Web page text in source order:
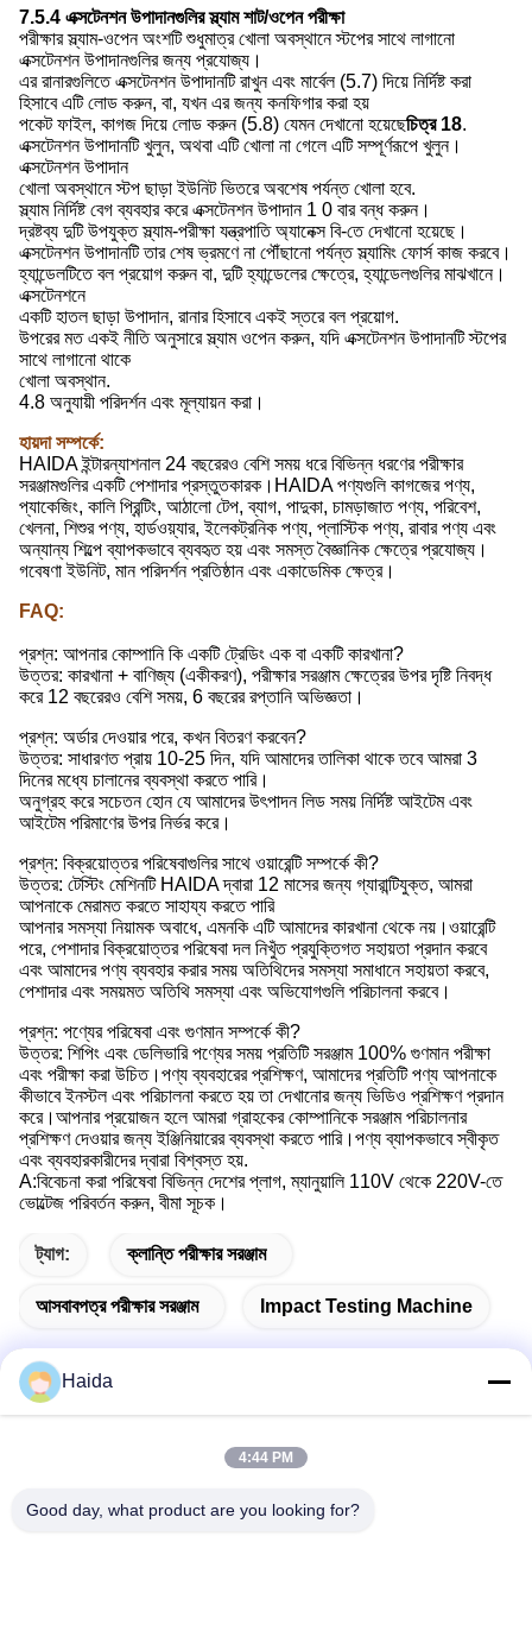
7.5.4 এক্সটেনশন উপাদানগুলির স্ল্যাম শাট/ওপেন পরীক্ষা
পরীক্ষার স্ল্যাম-ওপেন অংশটি শুধুমাত্র খোলা অবস্থানে স্টপের সাথে লাগানো
এক্সটেনশন উপাদানগুলির জন্য প্রযোজ্য।
এর রানারগুলিতে এক্সটেনশন উপাদানটি রাখুন এবং মার্বেল (5.7) দিয়ে নির্দিষ্ট করা
হিসাবে এটি লোড করুন, বা, যখন এর জন্য কনফিগার করা হয়
পকেট ফাইল, কাগজ দিয়ে লোড করুন (5.8) যেমন দেখানো হয়েছেচিত্র 18.
এক্সটেনশন উপাদানটি খুলুন, অথবা এটি খোলা না গেলে এটি সম্পূর্ণরূপে খুলুন।
এক্সটেনশন উপাদান
খোলা অবস্থানে স্টপ ছাড়া ইউনিট ভিতরে অবশেষ পর্যন্ত খোলা হবে.
স্ল্যাম নির্দিষ্ট বেগ ব্যবহার করে এক্সটেনশন উপাদান 1 0 বার বন্ধ করুন।
দ্রষ্টব্য দুটি উপযুক্ত স্ল্যাম-পরীক্ষা যন্ত্রপাতি অ্যানেক্স বি-তে দেখানো হয়েছে।
এক্সটেনশন উপাদানটি তার শেষ ভ্রমণে না পৌঁছানো পর্যন্ত স্ল্যামিং ফোর্স কাজ করবে।
হ্যান্ডেলটিতে বল প্রয়োগ করুন বা, দুটি হ্যান্ডেলের ক্ষেত্রে, হ্যান্ডেলগুলির মাঝখানে।
এক্সটেনশনে
একটি হাতল ছাড়া উপাদান, রানার হিসাবে একই স্তরে বল প্রয়োগ.
উপরের মত একই নীতি অনুসারে স্ল্যাম ওপেন করুন, যদি এক্সটেনশন উপাদানটি স্টপের
সাথে লাগানো থাকে
খোলা অবস্থান.
4.8 অনুযায়ী পরিদর্শন এবং মূল্যায়ন করা।
হায়দা সম্পর্কে:
HAIDA ইন্টারন্যাশনাল 24 বছরেরও বেশি সময় ধরে বিভিন্ন ধরণের পরীক্ষার
সরঞ্জামগুলির একটি পেশাদার প্রস্তুতকারক।HAIDA পণ্যগুলি কাগজের পণ্য,
প্যাকেজিং, কালি প্রিন্টিং, আঠালো টেপ, ব্যাগ, পাদুকা, চামড়াজাত পণ্য, পরিবেশ,
খেলনা, শিশুর পণ্য, হার্ডওয়্যার, ইলেকট্রনিক পণ্য, প্লাস্টিক পণ্য, রাবার পণ্য এবং
অন্যান্য শিল্পে ব্যাপকভাবে ব্যবহৃত হয় এবং সমস্ত বৈজ্ঞানিক ক্ষেত্রে প্রযোজ্য।
গবেষণা ইউনিট, মান পরিদর্শন প্রতিষ্ঠান এবং একাডেমিক ক্ষেত্র।
FAQ:
প্রশ্ন: আপনার কোম্পানি কি একটি ট্রেডিং এক বা একটি কারখানা?
উত্তর: কারখানা + বাণিজ্য (একীকরণ), পরীক্ষার সরঞ্জাম ক্ষেত্রের উপর দৃষ্টি নিবদ্ধ
করে 12 বছরেরও বেশি সময়, 6 বছরের রপ্তানি অভিজ্ঞতা।
প্রশ্ন: অর্ডার দেওয়ার পরে, কখন বিতরণ করবেন?
উত্তর: সাধারণত প্রায় 10-25 দিন, যদি আমাদের তালিকা থাকে তবে আমরা 3
দিনের মধ্যে চালানের ব্যবস্থা করতে পারি।
অনুগ্রহ করে সচেতন হোন যে আমাদের উৎপাদন লিড সময় নির্দিষ্ট আইটেম এবং
আইটেম পরিমাণের উপর নির্ভর করে।
প্রশ্ন: বিক্রয়োত্তর পরিষেবাগুলির সাথে ওয়ারেন্টি সম্পর্কে কী?
উত্তর: টেস্টিং মেশিনটি HAIDA দ্বারা 12 মাসের জন্য গ্যারান্টিযুক্ত, আমরা
আপনাকে মেরামত করতে সাহায্য করতে পারি
আপনার সমস্যা নিয়ামক অবাধে, এমনকি এটি আমাদের কারখানা থেকে নয়।ওয়ারেন্টি
পরে, পেশাদার বিক্রয়োত্তর পরিষেবা দল নিখুঁত প্রযুক্তিগত সহায়তা প্রদান করবে
এবং আমাদের পণ্য ব্যবহার করার সময় অতিথিদের সমস্যা সমাধানে সহায়তা করবে,
পেশাদার এবং সময়মত অতিথি সমস্যা এবং অভিযোগগুলি পরিচালনা করবে।
প্রশ্ন: পণ্যের পরিষেবা এবং গুণমান সম্পর্কে কী?
উত্তর: শিপিং এবং ডেলিভারি পণ্যের সময় প্রতিটি সরঞ্জাম 100% গুণমান পরীক্ষা
এবং পরীক্ষা করা উচিত।পণ্য ব্যবহারের প্রশিক্ষণ, আমাদের প্রতিটি পণ্য আপনাকে
কীভাবে ইনস্টল এবং পরিচালনা করতে হয় তা দেখানোর জন্য ভিডিও প্রশিক্ষণ প্রদান
করে।আপনার প্রয়োজন হলে আমরা গ্রাহকের কোম্পানিকে সরঞ্জাম পরিচালনার
প্রশিক্ষণ দেওয়ার জন্য ইঞ্জিনিয়ারের ব্যবস্থা করতে পারি।পণ্য ব্যাপকভাবে স্বীকৃত
এবং ব্যবহারকারীদের দ্বারা বিশ্বস্ত হয়.
A:বিবেচনা করা পরিষেবা বিভিন্ন দেশের প্লাগ, ম্যানুয়ালি 110V থেকে 220V-তে
ভোল্টেজ পরিবর্তন করুন, বীমা সূচক।
ট্যাগ: ক্লান্তি পরীক্ষার সরঞ্জাম
আসবাবপত্র পরীক্ষার সরঞ্জাম Impact Testing Machine
ঠিকানা
Haida
4:44 PM
Good day, what product are you looking for?